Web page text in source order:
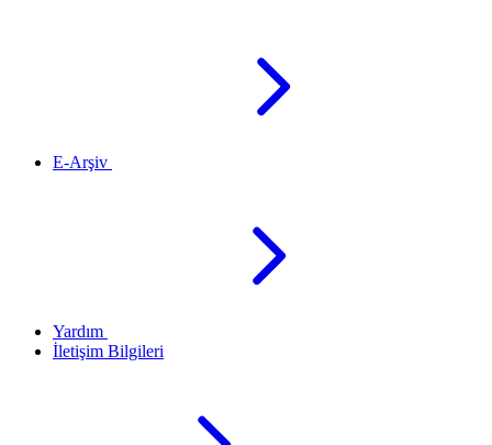
E-Arşiv
Yardım
İletişim Bilgileri